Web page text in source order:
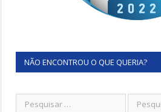
NÃO ENCONTROU O QUE QUERIA?